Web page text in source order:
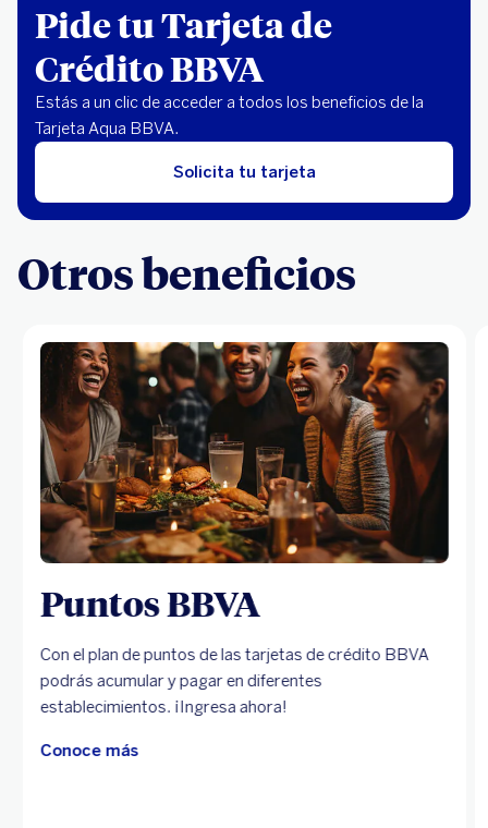
Pide tu Tarjeta de
Crédito BBVA
Estás a un clic de acceder a todos los beneficios de la
Tarjeta Aqua BBVA.
Solicita tu tarjeta
Otros beneficios
Puntos BBVA
Con el plan de puntos de las tarjetas de crédito BBVA
podrás acumular y pagar en diferentes
establecimientos. ¡Ingresa ahora!
Conoce más